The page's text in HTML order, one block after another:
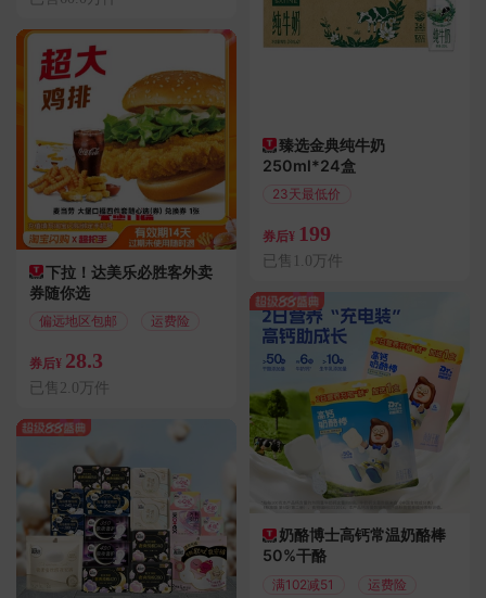
下拉！达美乐必胜客外卖
券随你选
偏远地区包邮 运费险
券后¥ 28.3
已售2.0万件
臻选金典纯牛奶
250ml*24盒
23天最低价
券后¥ 199
已售1.0万件
奶酪博士高钙常温奶酪棒
50%干酪
满102减51 运费险